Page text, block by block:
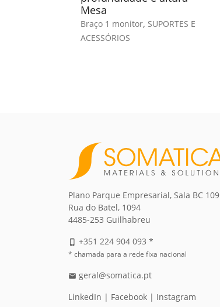
Mesa
Braço 1 monitor, SUPORTES E
ACESSÓRIOS
Plano Parque Empresarial, Sala BC 109
Rua do Batel, 1094
4485-253 Guilhabreu
phone_iphone +351 224 904 093 *
* chamada para a rede fixa nacional
email geral@somatica.pt
LinkedIn | Facebook | Instagram